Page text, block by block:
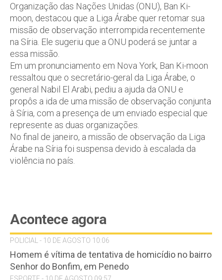
Organização das Nações Unidas (ONU), Ban Ki-
moon, destacou que a Liga Árabe quer retomar sua
missão de observação interrompida recentemente
na Síria. Ele sugeriu que a ONU poderá se juntar a
essa missão.
Em um pronunciamento em Nova York, Ban Ki-moon
ressaltou que o secretário-geral da Liga Árabe, o
general Nabil El Arabi, pediu a ajuda da ONU e
propôs a ida de uma missão de observação conjunta
à Síria, com a presença de um enviado especial que
represente as duas organizações.
No final de janeiro, a missão de observação da Liga
Árabe na Síria foi suspensa devido à escalada da
violência no país.
Acontece agora
POLICIAL - 10 DE AGOSTO 10:06
Homem é vítima de tentativa de homicídio no bairro
Senhor do Bonfim, em Penedo